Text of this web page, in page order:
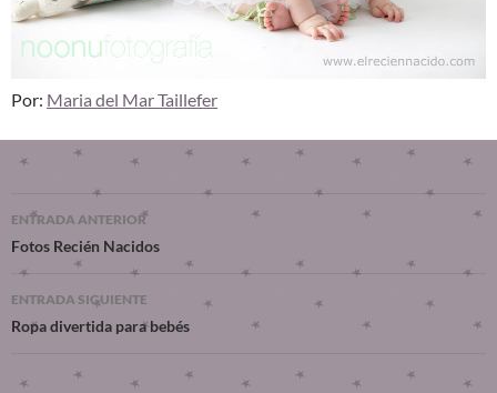
Por: Maria del Mar Taillefer
ENTRADA ANTERIOR
Fotos Recién Nacidos
ENTRADA SIGUIENTE
Ropa divertida para bebés